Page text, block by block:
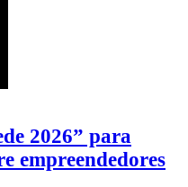
2026” para
empreendedores